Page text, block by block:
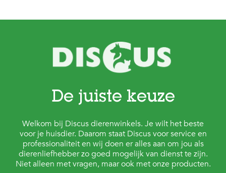
De juiste keuze
Welkom bij Discus dierenwinkels. Je wilt het beste
voor je huisdier. Daarom staat Discus voor service en
professionaliteit en wij doen er alles aan om jou als
dierenliefhebber zo goed mogelijk van dienst te zijn.
Niet alleen met vragen, maar ook met onze producten.